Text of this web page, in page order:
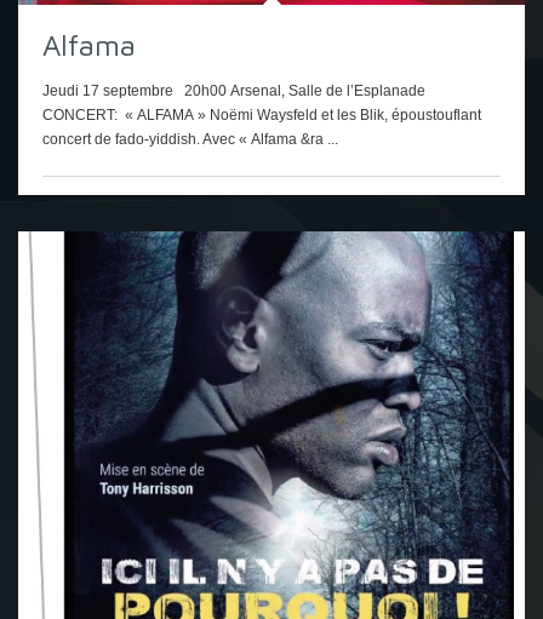
Alfama
Jeudi 17 septembre 20h00 Arsenal, Salle de l’Esplanade
CONCERT: « ALFAMA » Noëmi Waysfeld et les Blik, époustouflant
concert de fado-yiddish. Avec « Alfama &ra ...